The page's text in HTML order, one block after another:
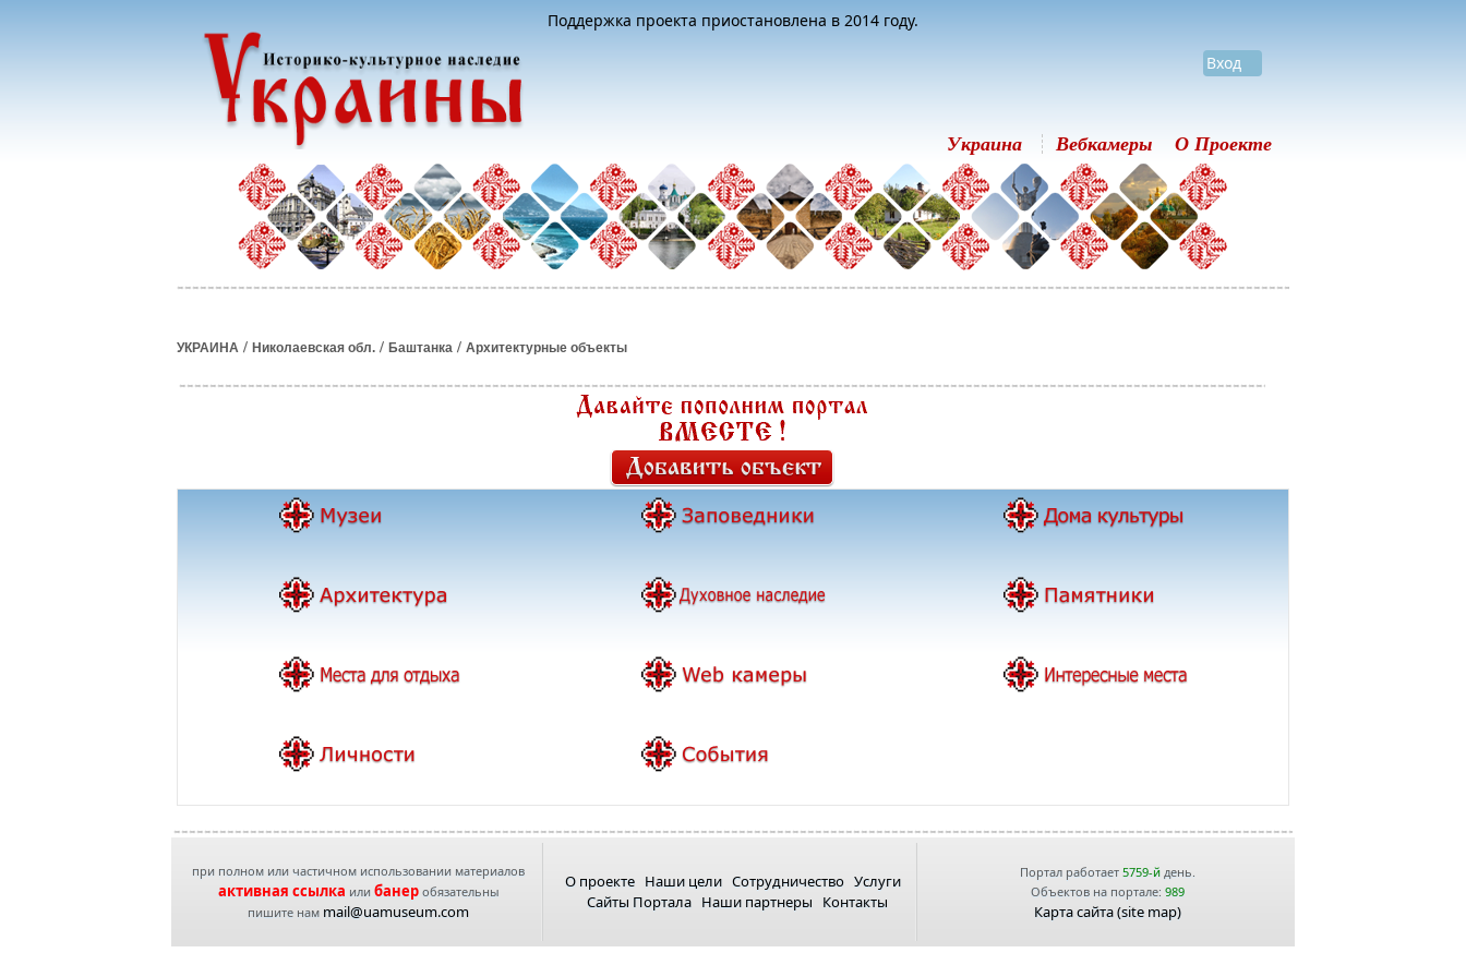
Поддержка проекта приостановлена в 2014 году.
Вход
Украина Вебкамеры О Проекте
УКРАИНА / Николаевская обл. / Баштанка / Архитектурные объекты
при полном или частичном использовании материалов
активная ссылка или банеробязательны
пишите нам mail@uamuseum.com
О проекте Наши цели Сотрудничество Услуги
Сайты Портала Наши партнеры Контакты
Портал работает 5759-йдень.
Объектов на портале: 989
Карта сайта (site map)